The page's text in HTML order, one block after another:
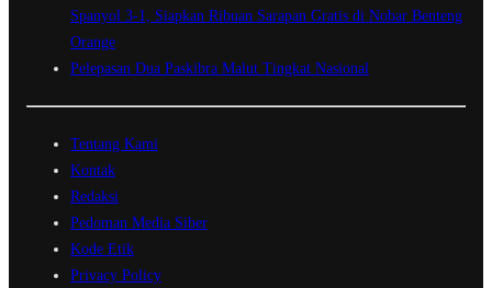
Spanyol 3-1, Siapkan Ribuan Sarapan Gratis di Nobar Benteng
Orange
Pelepasan Dua Paskibra Malut Tingkat Nasional
Tentang Kami
Kontak
Redaksi
Pedoman Media Siber
Kode Etik
Privacy Policy